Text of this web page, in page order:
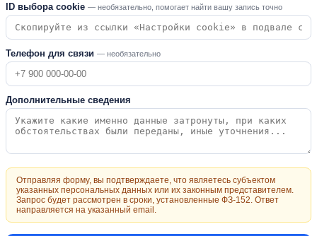
ID выбора cookie — необязательно, помогает найти вашу запись точно
Телефон для связи — необязательно
Дополнительные сведения
Отправляя форму, вы подтверждаете, что являетесь субъектом
указанных персональных данных или их законным представителем.
Запрос будет рассмотрен в сроки, установленные ФЗ-152. Ответ
направляется на указанный email.